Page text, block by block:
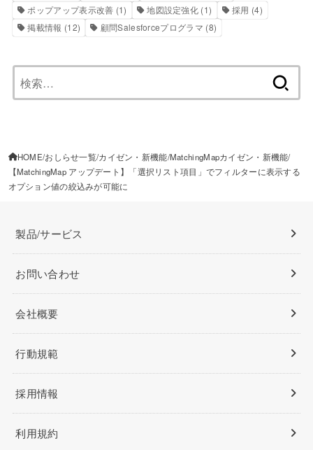
ポップアップ表示改善 (1) 地図設定強化 (1) 採用 (4)
掲載情報 (12) 顧問Salesforceプログラマ (8)
索:
HOME おしらせ一覧 カイゼン・新機能 MatchingMapカイゼン・新機能
【MatchingMap アップデート】「選択リスト項目」でフィルターに表示する
オプション値の絞込みが可能に
製品/サービス
お問い合わせ
会社概要
行動規範
採用情報
利用規約